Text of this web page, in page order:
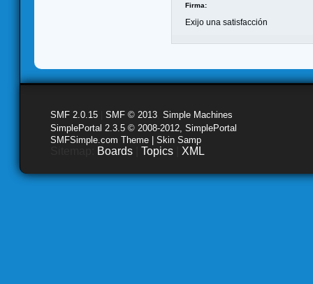
Firma:
Exijo una satisfacción
SMF 2.0.15 SMF © 2013 Simple Machines
SimplePortal 2.3.5 © 2008-2012, SimplePortal
SMFSimple.com Theme | Skin Samp
Boards Topics XML